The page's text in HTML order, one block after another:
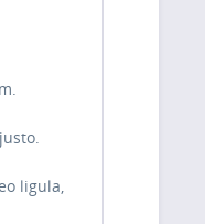
ligula,